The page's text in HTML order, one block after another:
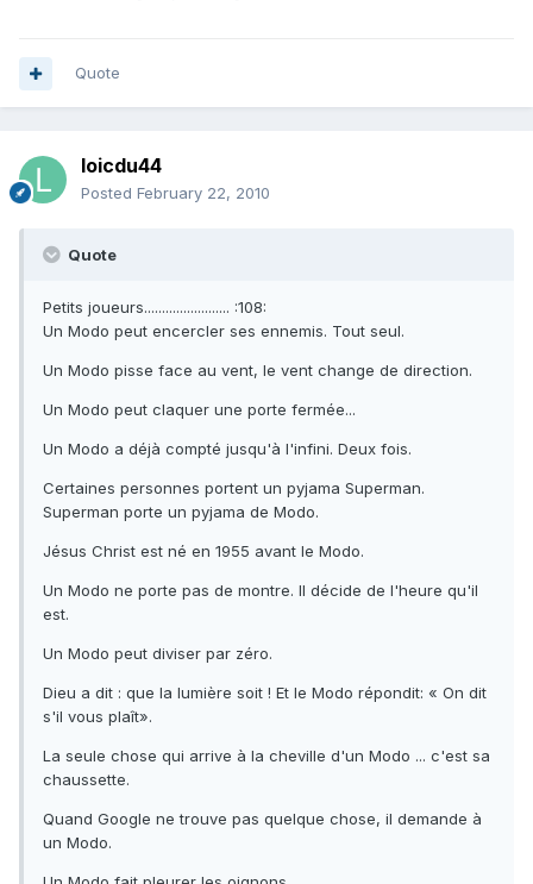
Quote
loicdu44
Posted February 22, 2010
Quote
Petits joueurs........................ :108:
Un Modo peut encercler ses ennemis. Tout seul.
Un Modo pisse face au vent, le vent change de direction.
Un Modo peut claquer une porte fermée...
Un Modo a déjà compté jusqu'à l'infini. Deux fois.
Certaines personnes portent un pyjama Superman.
Superman porte un pyjama de Modo.
Jésus Christ est né en 1955 avant le Modo.
Un Modo ne porte pas de montre. Il décide de l'heure qu'il
est.
Un Modo peut diviser par zéro.
Dieu a dit : que la lumière soit ! Et le Modo répondit: « On dit
s'il vous plaît».
La seule chose qui arrive à la cheville d'un Modo ... c'est sa
chaussette.
Quand Google ne trouve pas quelque chose, il demande à
un Modo.